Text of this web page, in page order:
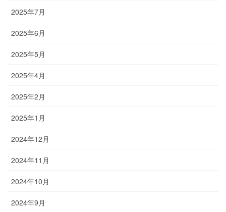
2025年7月
2025年6月
2025年5月
2025年4月
2025年2月
2025年1月
2024年12月
2024年11月
2024年10月
2024年9月